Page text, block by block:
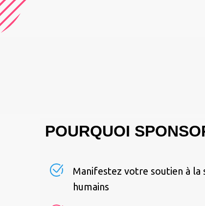
POURQUOI
Manifestez votre soutien à la
humains